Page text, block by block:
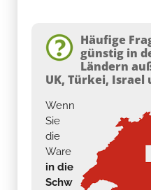
Häufige
günstig in
Ländern
UK, Türkei, Israel
Wenn
Sie
die
Ware
in die
Schw